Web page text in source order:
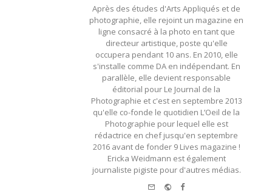
Après des études d'Arts Appliqués et de
photographie, elle rejoint un magazine en
ligne consacré à la photo en tant que
directeur artistique, poste qu'elle
occupera pendant 10 ans. En 2010, elle
s'installe comme DA en indépendant. En
parallèle, elle devient responsable
éditorial pour Le Journal de la
Photographie et c'est en septembre 2013
qu'elle co-fonde le quotidien L’Oeil de la
Photographie pour lequel elle est
rédactrice en chef jusqu'en septembre
2016 avant de fonder 9 Lives magazine !
Ericka Weidmann est également
journaliste pigiste pour d'autres médias.
e-mail Website
Facebook